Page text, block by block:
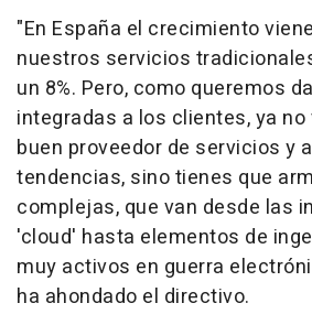
"En España el crecimiento
nuestros servicios
un 8%. Pero, como queremos
integradas a los clientes, ya
buen proveedor de servicios y
tendencias, sino tienes que
complejas, que van desde las
'cloud' hasta elementos de
muy activos en guerra
ha ahondado el directivo.